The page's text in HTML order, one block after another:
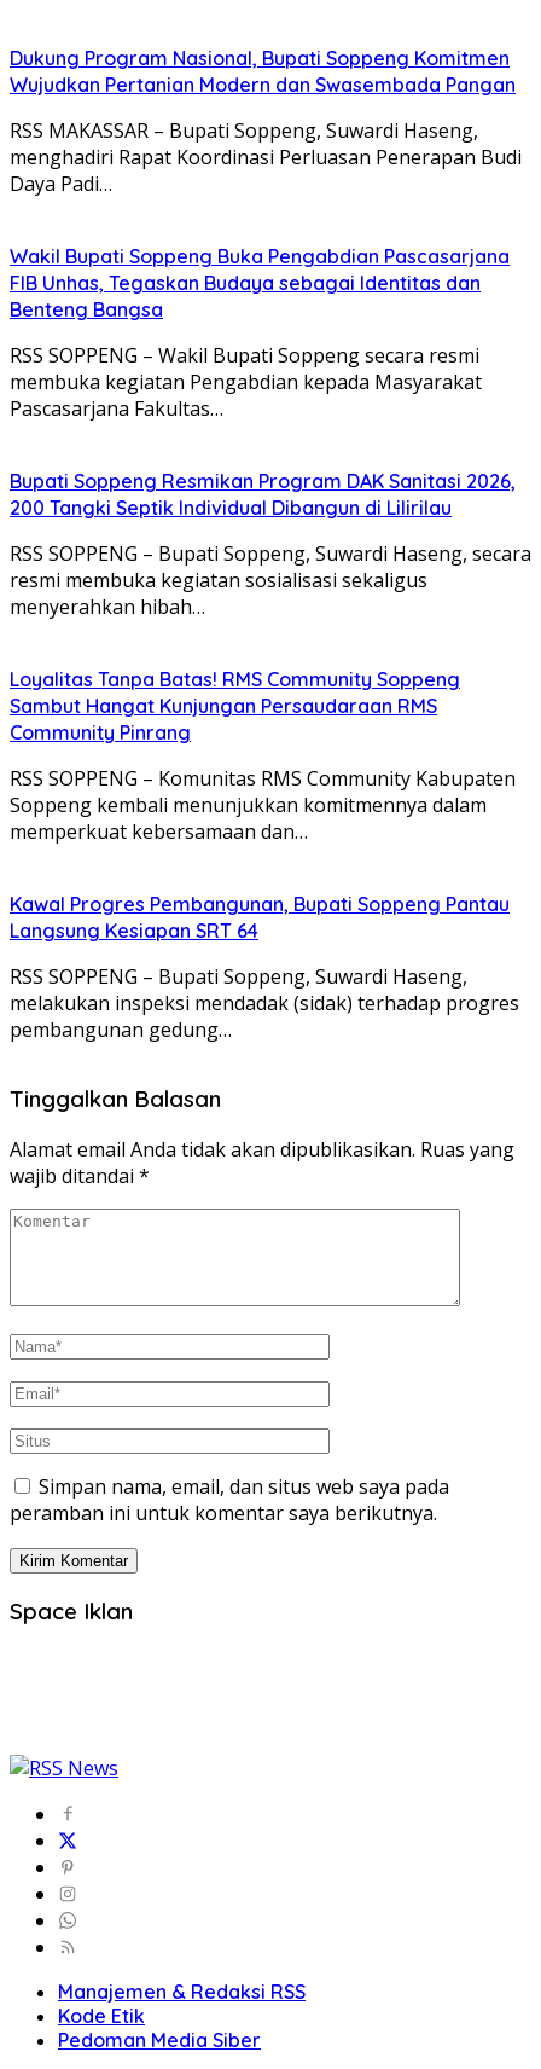
Dukung Program Nasional, Bupati Soppeng Komitmen
Wujudkan Pertanian Modern dan Swasembada Pangan
RSS MAKASSAR – Bupati Soppeng, Suwardi Haseng,
menghadiri Rapat Koordinasi Perluasan Penerapan Budi
Daya Padi…
Wakil Bupati Soppeng Buka Pengabdian Pascasarjana
FIB Unhas, Tegaskan Budaya sebagai Identitas dan
Benteng Bangsa
RSS SOPPENG – Wakil Bupati Soppeng secara resmi
membuka kegiatan Pengabdian kepada Masyarakat
Pascasarjana Fakultas…
Bupati Soppeng Resmikan Program DAK Sanitasi 2026,
200 Tangki Septik Individual Dibangun di Lilirilau
RSS SOPPENG – Bupati Soppeng, Suwardi Haseng, secara
resmi membuka kegiatan sosialisasi sekaligus
menyerahkan hibah…
Loyalitas Tanpa Batas! RMS Community Soppeng
Sambut Hangat Kunjungan Persaudaraan RMS
Community Pinrang
RSS SOPPENG – Komunitas RMS Community Kabupaten
Soppeng kembali menunjukkan komitmennya dalam
memperkuat kebersamaan dan…
Kawal Progres Pembangunan, Bupati Soppeng Pantau
Langsung Kesiapan SRT 64
RSS SOPPENG – Bupati Soppeng, Suwardi Haseng,
melakukan inspeksi mendadak (sidak) terhadap progres
pembangunan gedung…
Tinggalkan Balasan
Alamat email Anda tidak akan dipublikasikan. Ruas yang
wajib ditandai *
Simpan nama, email, dan situs web saya pada
peramban ini untuk komentar saya berikutnya.
Space Iklan
Manajemen & Redaksi RSS
Kode Etik
Pedoman Media Siber